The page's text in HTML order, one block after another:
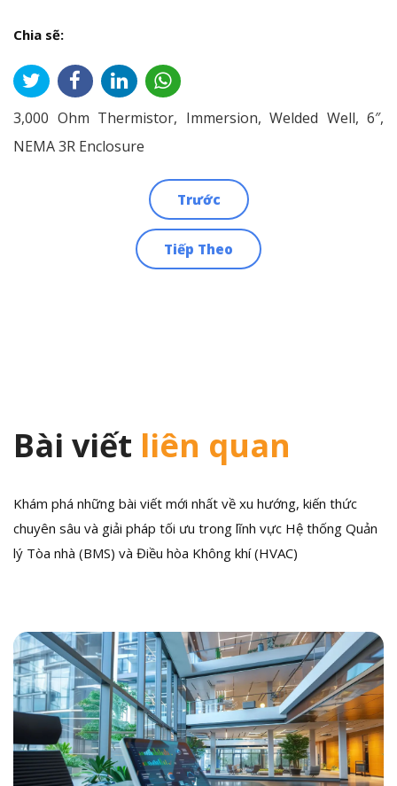
Chia sẽ:
3,000 Ohm Thermistor, Immersion, Welded Well, 6″,
NEMA 3R Enclosure
Trước
Tiếp Theo
Bài viết liên quan
Khám phá những bài viết mới nhất về xu hướng, kiến thức
chuyên sâu và giải pháp tối ưu trong lĩnh vực Hệ thống Quản
lý Tòa nhà (BMS) và Điều hòa Không khí (HVAC)